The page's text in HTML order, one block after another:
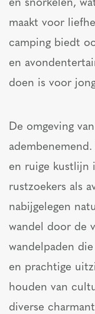
en snorkelen,
maakt voor
camping biedt
en
doen is voor
De omgeving
en ruige kustlijn
rustzoekers als
nabijgelegen
wandel door de
wandelpaden
en prachtige
houden van
diverse